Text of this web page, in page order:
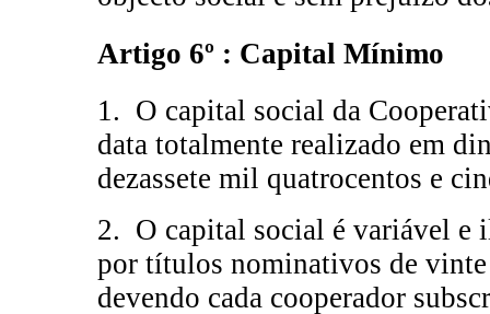
Artigo 6º : Capital Mínimo
1. O capital social da
data totalmente realizado em
dezassete mil quatrocentos e
2. O capital social é variável e
por títulos nominativos de vinte
devendo cada cooperador